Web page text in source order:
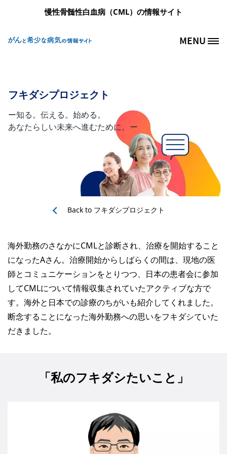
メインコンテンツに移動
慢性骨髄性白血病（CML）の情報サイト
Site Logo MENU
フキダシプロジェクト
ー知る。伝える。始める。
あなたらしい未来へ進むために。ー
Back to フキダシプロジェクト
海外勤務のさなかにCMLと診断され、治療を開始すること
になったAさん。治療開始からしばらくの間は、現地の医
師とコミュニケーションをとりつつ、日本の患者会に参加
してCMLについて情報収集されていたアクティブな方で
す。海外と日本での診療のちがいも紹介してくれました。
断念することになった海外勤務への思いをフキダシていた
だきました。
「私のフキダシたいこと」